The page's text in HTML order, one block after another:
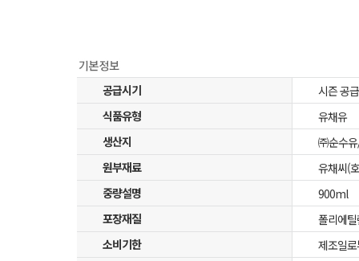
공급시기
시즌 공
식품유형
유채유
생산지
㈜순수
원부재료
유채씨(
중량설명
900ml
포장재질
폴리에
소비기한
제조일